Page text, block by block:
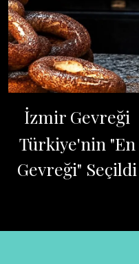
İzmir Gevreği
Türkiye'nin "En
Gevreği" Seçildi